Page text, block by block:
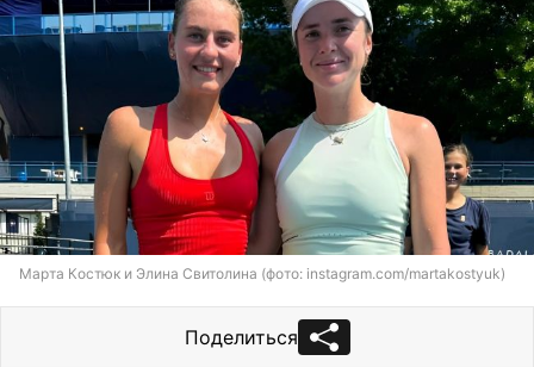
Марта Костюк и Элина Свитолина (фото: instagram.com/martakostyuk)
Поделиться